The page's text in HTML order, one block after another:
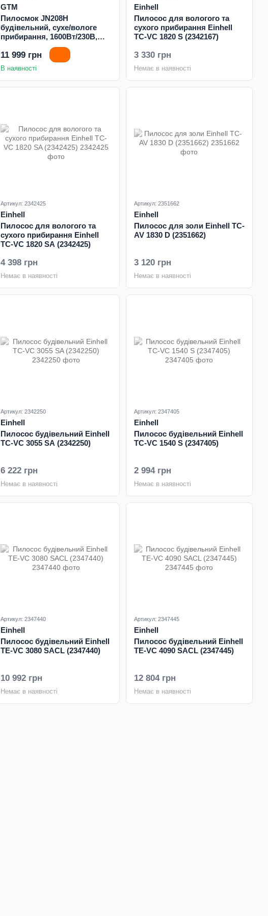
GTM
Пилосмок JN208H
будівельний, сухе/вологе
прибирання, 1600Вт/230В,
11 999 грн
В наявності
Einhell
Пилосос для вологого та
сухого прибирання Einhell
TC-VC 1820 S (2342167)
3 330 грн
Немає в наявності
Артикул: 2342425
Einhell
Пилосос для вологого та
сухого прибирання Einhell
TC-VC 1820 SA (2342425)
4 398 грн
Немає в наявності
Артикул: 2351662
Einhell
Пилосос для золи Einhell TC-
AV 1830 D (2351662)
3 120 грн
Немає в наявності
Артикул: 2342250
Einhell
Пилосос будівельний Einhell
TC-VC 3055 SA (2342250)
6 222 грн
Немає в наявності
Артикул: 2347405
Einhell
Пилосос будівельний Einhell
TC-VC 1540 S (2347405)
2 994 грн
Немає в наявності
Артикул: 2347440
Einhell
Пилосос будівельний Einhell
TE-VC 3080 SACL (2347440)
10 992 грн
Немає в наявності
Артикул: 2347445
Einhell
Пилосос будівельний Einhell
TE-VC 4090 SACL (2347445)
12 804 грн
Немає в наявності